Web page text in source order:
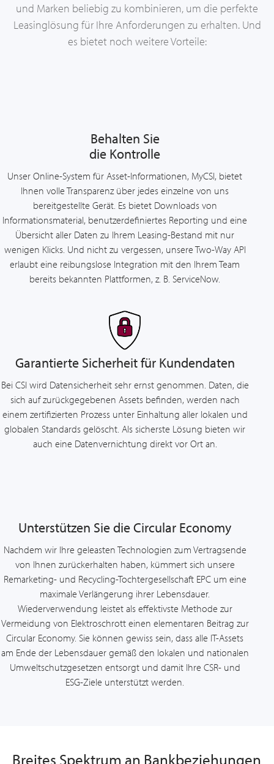
und Marken beliebig zu kombinieren, um die perfekte
Leasinglösung für Ihre Anforderungen zu erhalten. Und
es bietet noch weitere Vorteile:
Behalten Sie
die Kontrolle
Unser Online-System für Asset-Informationen, MyCSI, bietet
Ihnen volle Transparenz über jedes einzelne von uns
bereitgestellte Gerät. Es bietet Downloads von
Informationsmaterial, benutzerdefiniertes Reporting und eine
Übersicht aller Daten zu Ihrem Leasing-Bestand mit nur
wenigen Klicks. Und nicht zu vergessen, unsere Two-Way API
erlaubt eine reibungslose Integration mit den Ihrem Team
bereits bekannten Plattformen, z. B. ServiceNow.
Garantierte Sicherheit für Kundendaten
Bei CSI wird Datensicherheit sehr ernst genommen. Daten, die
sich auf zurückgegebenen Assets befinden, werden nach
einem zertifizierten Prozess unter Einhaltung aller lokalen und
globalen Standards gelöscht. Als sicherste Lösung bieten wir
auch eine Datenvernichtung direkt vor Ort an.
Unterstützen Sie die Circular Economy
Nachdem wir Ihre geleasten Technologien zum Vertragsende
von Ihnen zurückerhalten haben, kümmert sich unsere
Remarketing- und Recycling-Tochtergesellschaft EPC um eine
maximale Verlängerung ihrer Lebensdauer.
Wiederverwendung leistet als effektivste Methode zur
Vermeidung von Elektroschrott einen elementaren Beitrag zur
Circular Economy. Sie können gewiss sein, dass alle IT-Assets
am Ende der Lebensdauer gemäß den lokalen und nationalen
Umweltschutzgesetzen entsorgt und damit Ihre CSR- und
ESG-Ziele unterstützt werden.
Breites Spektrum an Bankbeziehungen